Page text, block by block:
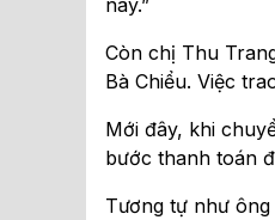
Còn chị Thu
Bà Chiểu. Việc
Mới đây, khi
bước thanh toán
Tương tự như